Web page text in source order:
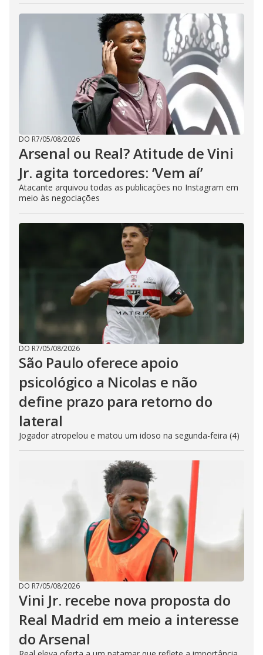
DO R7/05/08/2026
Arsenal ou Real? Atitude de Vini
Jr. agita torcedores: ‘Vem aí’
Atacante arquivou todas as publicações no Instagram em
meio às negociações
DO R7/05/08/2026
São Paulo oferece apoio
psicológico a Nicolas e não
define prazo para retorno do
lateral
Jogador atropelou e matou um idoso na segunda-feira (4)
DO R7/05/08/2026
Vini Jr. recebe nova proposta do
Real Madrid em meio a interesse
do Arsenal